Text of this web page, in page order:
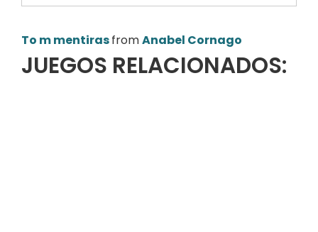
To m mentirasfromAnabel Cornago
JUEGOS RELACIONADOS: